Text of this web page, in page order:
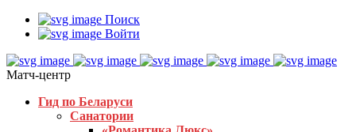
Поиск
Войти
Матч-центр
Гид по Беларуси
Санатории